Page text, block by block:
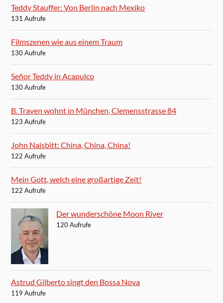
Teddy Stauffer: Von Berlin nach Mexiko
131 Aufrufe
Filmszenen wie aus einem Traum
130 Aufrufe
Señor Teddy in Acapulco
130 Aufrufe
B. Traven wohnt in München, Clemensstrasse 84
123 Aufrufe
John Naisbitt: China, China, China!
122 Aufrufe
Mein Gott, welch eine großartige Zeit!
122 Aufrufe
Der wunderschöne Moon River
120 Aufrufe
Astrud Gilberto singt den Bossa Nova
119 Aufrufe